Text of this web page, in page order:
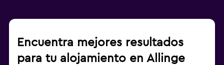
Encuentra mejores resultados
para tu alojamiento en Allinge